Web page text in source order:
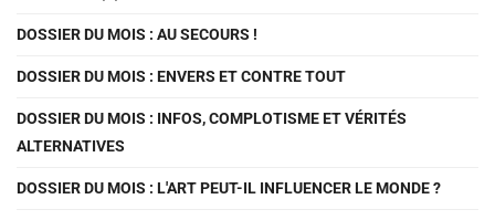
DOSSIER DU MOIS : AU SECOURS !
DOSSIER DU MOIS : ENVERS ET CONTRE TOUT
DOSSIER DU MOIS : INFOS, COMPLOTISME ET VÉRITÉS
ALTERNATIVES
DOSSIER DU MOIS : L'ART PEUT-IL INFLUENCER LE MONDE ?